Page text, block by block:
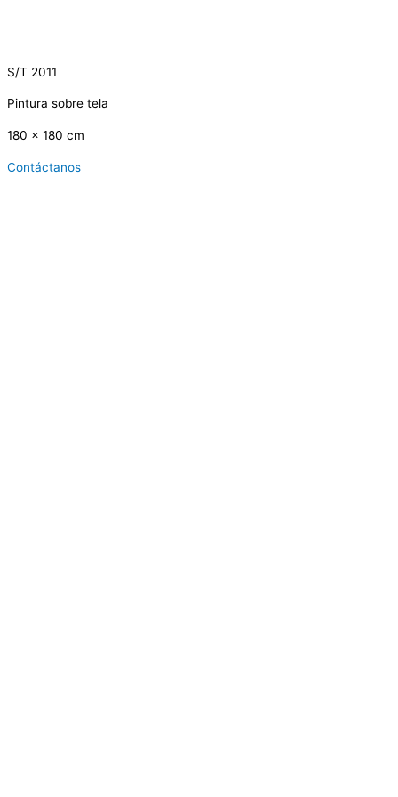
S/T 2011
Pintura sobre tela
180 x 180 cm
Contáctanos